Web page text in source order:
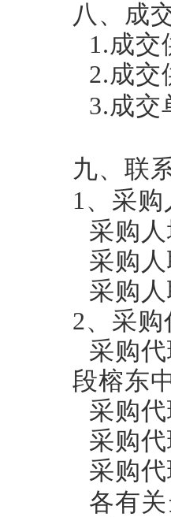
八、成
1.成交
2.成交
3.成交
九、联
1、采
采购
采购
采购
2、采
采购
段榕东
采购
采购
采购
各有